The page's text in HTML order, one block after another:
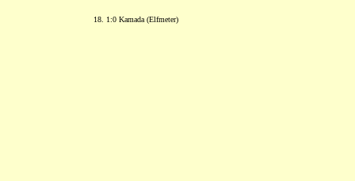
18. 1:0 Kamada (Elfmeter)